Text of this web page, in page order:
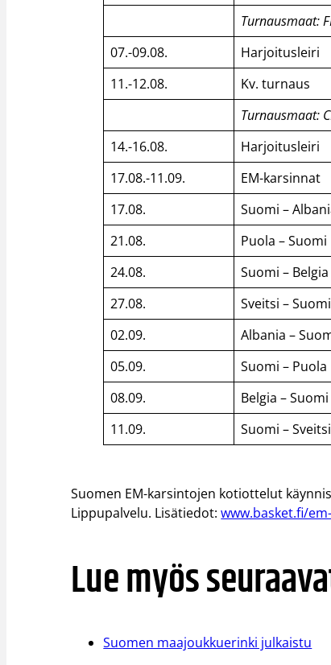
Turnausmaat:
07.-09.08.
Harjoitusleiri
11.-12.08.
Kv. turnaus
Turnausmaat:
14.-16.08.
Harjoitusleiri
17.08.-11.09.
EM-karsinnat
17.08.
Suomi –
21.08.
Puola – Suomi
24.08.
Suomi – Belgia
27.08.
Sveitsi – Suomi
02.09.
Albania –
05.09.
Suomi – Puola
08.09.
Belgia – Suomi
11.09.
Suomi – Sveitsi
Suomen EM-karsintojen kotiottelut
Lippupalvelu. Lisätiedot:www.basket.fi/
Lue myös
Suomen maajoukkuerinki julkaistu